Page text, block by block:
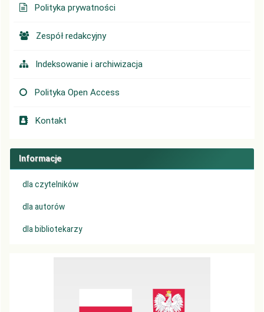
Polityka prywatności
Zespół redakcyjny
Indeksowanie i archiwizacja
Polityka Open Access
Kontakt
Informacje
dla czytelników
dla autorów
dla bibliotekarzy